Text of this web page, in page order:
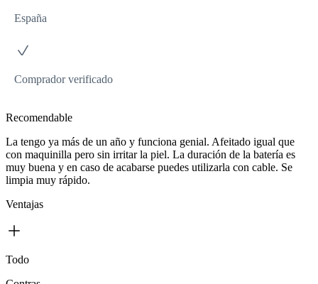
España
Comprador verificado
Recomendable
La tengo ya más de un año y funciona genial. Afeitado igual que
con maquinilla pero sin irritar la piel. La duración de la batería es
muy buena y en caso de acabarse puedes utilizarla con cable. Se
limpia muy rápido.
Ventajas
Todo